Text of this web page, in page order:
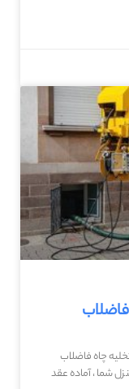
چاه فاضلاب
شما ، آماده عقد